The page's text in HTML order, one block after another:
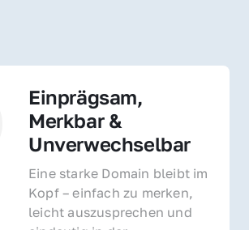
Einprägsam,
Merkbar &
Unverwechselbar
Eine starke Domain bleibt im
Kopf – einfach zu merken,
leicht auszusprechen und